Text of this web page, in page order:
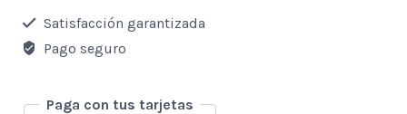
DECKER
Durapro
Veloc.
Satisfacción garantizada
Pago seguro
Paga con tus tarjetas